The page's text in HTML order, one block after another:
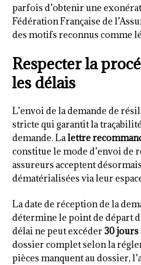
parfois d’obtenir une
Fédération Française de
des motifs reconnus comme
Respecter la
les délais
L’envoi de la demande de
stricte qui garantit la
demande. Lalettre
constitue le mode d’envoi de
assureurs acceptent
dématérialisées via leur
La date de réception de la
détermine le point de départ
délai ne peut excéder30 jours
dossier complet selon la
pièces manquent au dossier,